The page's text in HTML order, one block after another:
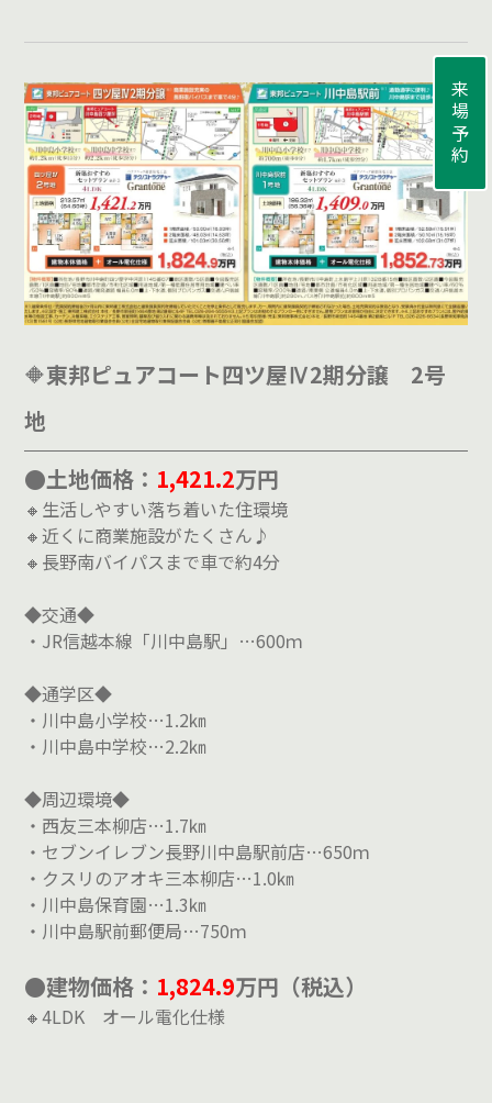
来場予約
🔶東邦ピュアコート四ツ屋Ⅳ2期分譲 2号
地
●土地価格： 1,421.2万円
🔸生活しやすい落ち着いた住環境
🔸近くに商業施設がたくさん♪
🔸長野南バイパスまで車で約4分
◆交通◆
・JR信越本線「川中島駅」…600ｍ
◆通学区◆
・川中島小学校…1.2㎞
・川中島中学校…2.2㎞
◆周辺環境◆
・西友三本柳店…1.7㎞
・セブンイレブン長野川中島駅前店…650ｍ
・クスリのアオキ三本柳店…1.0㎞
・川中島保育園…1.3㎞
・川中島駅前郵便局…750ｍ
●建物価格： 1,824.9万円（税込）
🔸4LDK オール電化仕様